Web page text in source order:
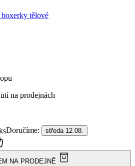
na prodejnách
Doručíme: středa 12.08.
NA PRODEJNĚ